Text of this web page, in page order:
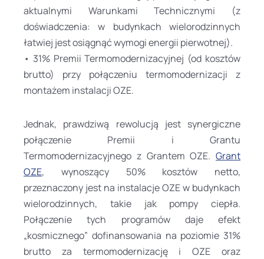
aktualnymi Warunkami Technicznymi (z
doświadczenia: w budynkach wielorodzinnych
łatwiej jest osiągnąć wymogi energii pierwotnej).
• 31% Premii Termomodernizacyjnej (od kosztów
brutto) przy połączeniu termomodernizacji z
montażem instalacji OZE.
Jednak, prawdziwą rewolucją jest synergiczne
połączenie Premii i Grantu
Termomodernizacyjnego z Grantem OZE. Grant
OZE, wynoszący 50% kosztów netto,
przeznaczony jest na instalacje OZE w budynkach
wielorodzinnych, takie jak pompy ciepła.
Połączenie tych programów daje efekt
„kosmicznego” dofinansowania na poziomie 31%
brutto za termomodernizację i OZE oraz